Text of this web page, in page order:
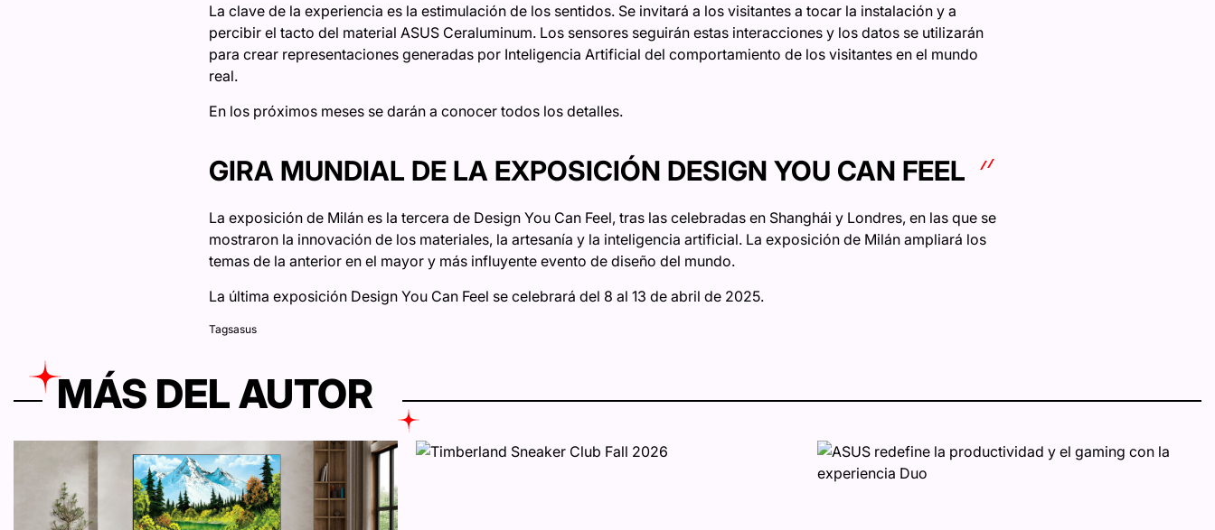
La clave de la experiencia es la estimulación de los sentidos. Se invitará a los visitantes a tocar la instalación y a
percibir el tacto del material ASUS Ceraluminum. Los sensores seguirán estas interacciones y los datos se utilizarán
para crear representaciones generadas por Inteligencia Artificial del comportamiento de los visitantes en el mundo
real.
En los próximos meses se darán a conocer todos los detalles.
GIRA MUNDIAL DE LA EXPOSICIÓN DESIGN YOU CAN FEEL
La exposición de Milán es la tercera de Design You Can Feel, tras las celebradas en Shanghái y Londres, en las que se
mostraron la innovación de los materiales, la artesanía y la inteligencia artificial. La exposición de Milán ampliará los
temas de la anterior en el mayor y más influyente evento de diseño del mundo.
La última exposición Design You Can Feel se celebrará del 8 al 13 de abril de 2025.
Tagsasus
MÁS DEL AUTOR